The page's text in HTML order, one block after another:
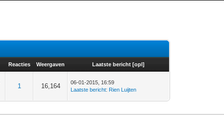
Reacties Weergaven Laatste bericht [opl]
1 16,164
06-01-2015, 16:59
Laatste bericht: Rien Luijten